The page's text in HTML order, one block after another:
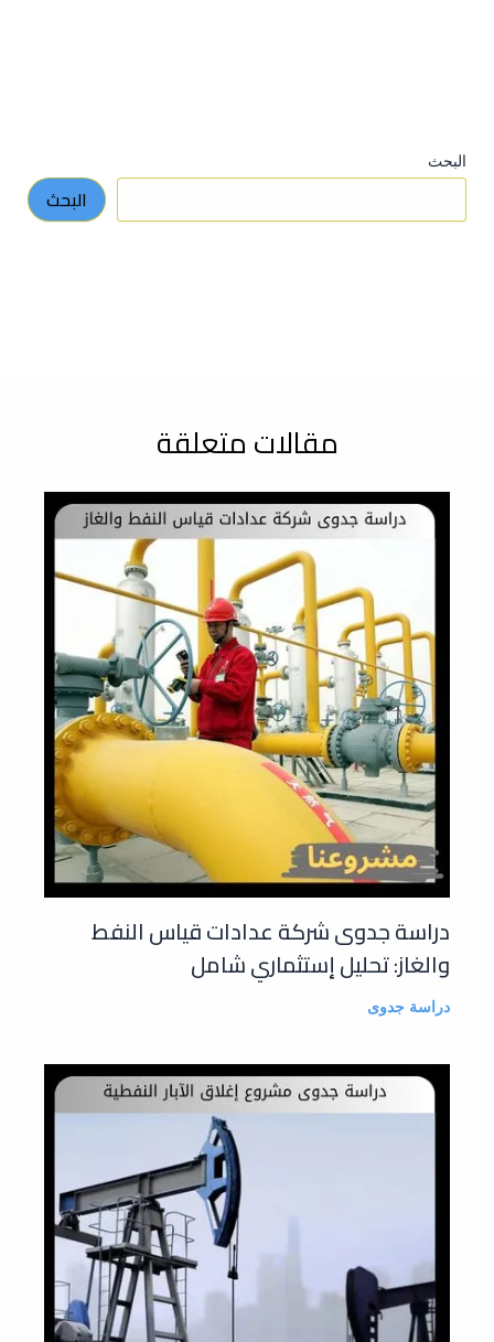
البحث
البحث
مقالات متعلقة
دراسة جدوى شركة عدادات قياس النفط
والغاز: تحليل إستثماري شامل
دراسة جدوى